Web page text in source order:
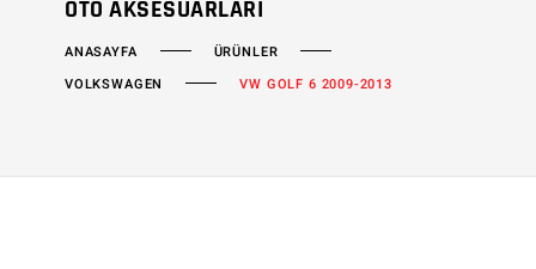
OTO AKSESUARLARI
ANASAYFA
ÜRÜNLER
VOLKSWAGEN
VW GOLF 6 2009-2013